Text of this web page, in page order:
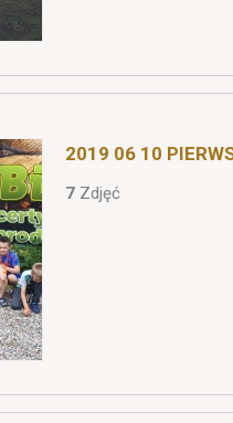
2019 06 10
7 Zdjęć